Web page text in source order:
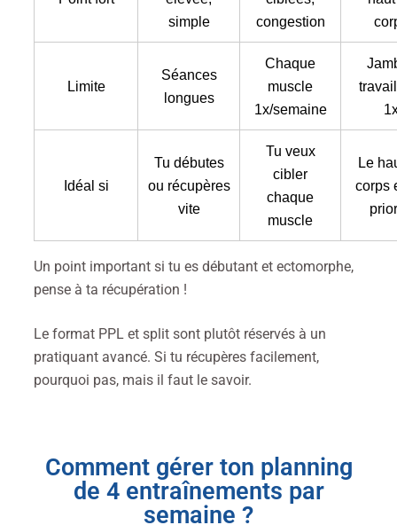
simple
congestion
Limite
Séances
longues
Chaque
muscle
1x/semaine
Idéal si
Tu débutes
ou récupères
vite
Tu veux
cibler
chaque
muscle
Le
corps
Un point important si tu es débutant et ectomorphe,
pense à ta récupération !
Le format PPL et split sont plutôt réservés à un
pratiquant avancé. Si tu récupères facilement,
pourquoi pas, mais il faut le savoir.
Comment gérer ton planning
de 4 entraînements par
semaine ?